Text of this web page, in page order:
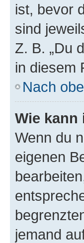
ist, bevor
sind
Z. B. „Du
in diesem
Nach
Wie kann
Wenn du
eigenen
jemand